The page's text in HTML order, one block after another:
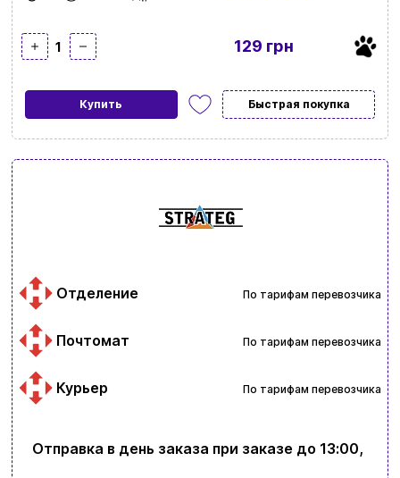
129 грн
1
Купить Быстрая покупка
Отделение По тарифам перевозчика
Почтомат По тарифам перевозчика
Курьер По тарифам перевозчика
Отправка в день заказа при заказе до 13:00,